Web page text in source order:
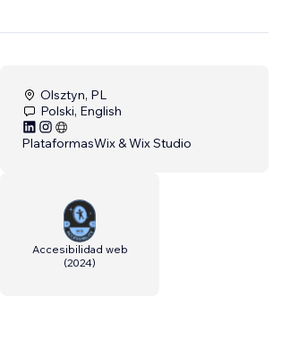
Olsztyn, PL
Polski, English
PlataformasWix & Wix Studio
Accesibilidad web
(2024)